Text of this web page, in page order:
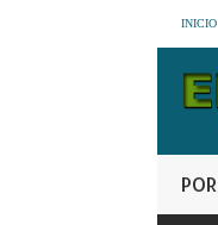
INICIO